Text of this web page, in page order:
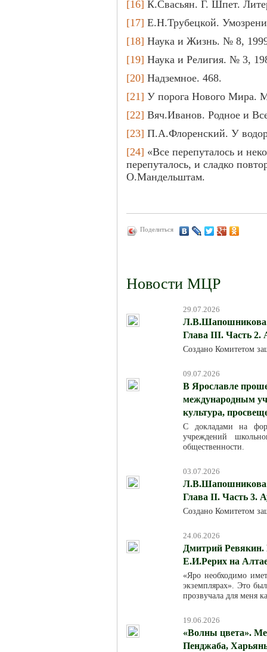
[16] К.Свасьян. Г. Шпет.
[17] Е.Н.Трубецкой.
[18] Наука и Жизнь. № 8,
[19] Наука и Религия. № 3,
[20] Надземное. 468.
[21] У порога Нового Мира.
[22] Вяч.Иванов. Родное и
[23] П.А.Флоренский. У
[24] «Все перепуталось и
перепуталось, и сладко
О.Мандельштам.
Поделиться
Новости МЦР
29.07.2026
Л.В.Шапошникова.
Глава III. Часть 2.
Создано Комитетом
09.07.2026
В Ярославле
международным
культура,
С докладами на
учреждений
общественности.
03.07.2026
Л.В.Шапошникова.
Глава II. Часть 3.
Создано Комитетом
24.06.2026
Дмитрий Ревякин.
Е.И.Рерих на
«Яро необходимо
экземплярах». Это
прозвучала для меня
19.06.2026
«Волны цвета».
Пенджаба,